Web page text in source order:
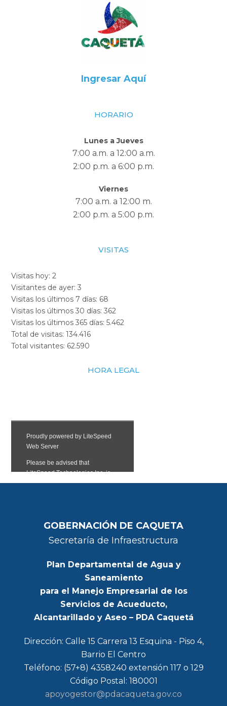
Ingresar Aquí
HORARIO
Lunes a Jueves
7:00 a.m. a 12:00 a.m.
2:00 p.m. a 6:00 p.m.
Viernes
7:00 a.m. a 12:00 m.
2:00 p.m. a 5:00 p.m.
VISITAS
Visitas hoy:2
Visitantes de ayer:3
Visitas los últimos 7 días: 68
Visitas los últimos 30 días:362
Visitas los últimos 365 días:5.462
Total de visitas:134.416
Total visitantes: 62.590
HORA LEGAL
GOBERNACIÓN DE CAQUETA
Secretaría de Infraestructura
Plan Departamental de Agua y
Saneamiento
para el Manejo Empresarial de los
Servicios de Acueducto,
Alcantarillado y Aseo – PDA Caquetá
Dirección: Calle 15 Carrera 13 Esquina - Piso 4,
Barrio El Centro
Teléfono: (57+8) 4358240 extensión 117 o 129
Código Postal: 180001
apoyogestor@pdacaqueta.gov.co